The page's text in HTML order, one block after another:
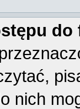
do
nich